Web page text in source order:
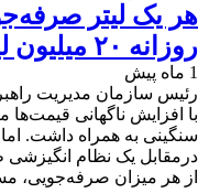
هر یک لیتر
روزانه ۲۰ میلیون لیتر بنزین بی‌نیاز می‌کند
1 ماه پیش
رئیس سازمان مدیریت
با افزایش ناگهانی
سنگینی به همراه داشت.
درمقابل یک نظام
از هر میزان صرفه‌جویی،